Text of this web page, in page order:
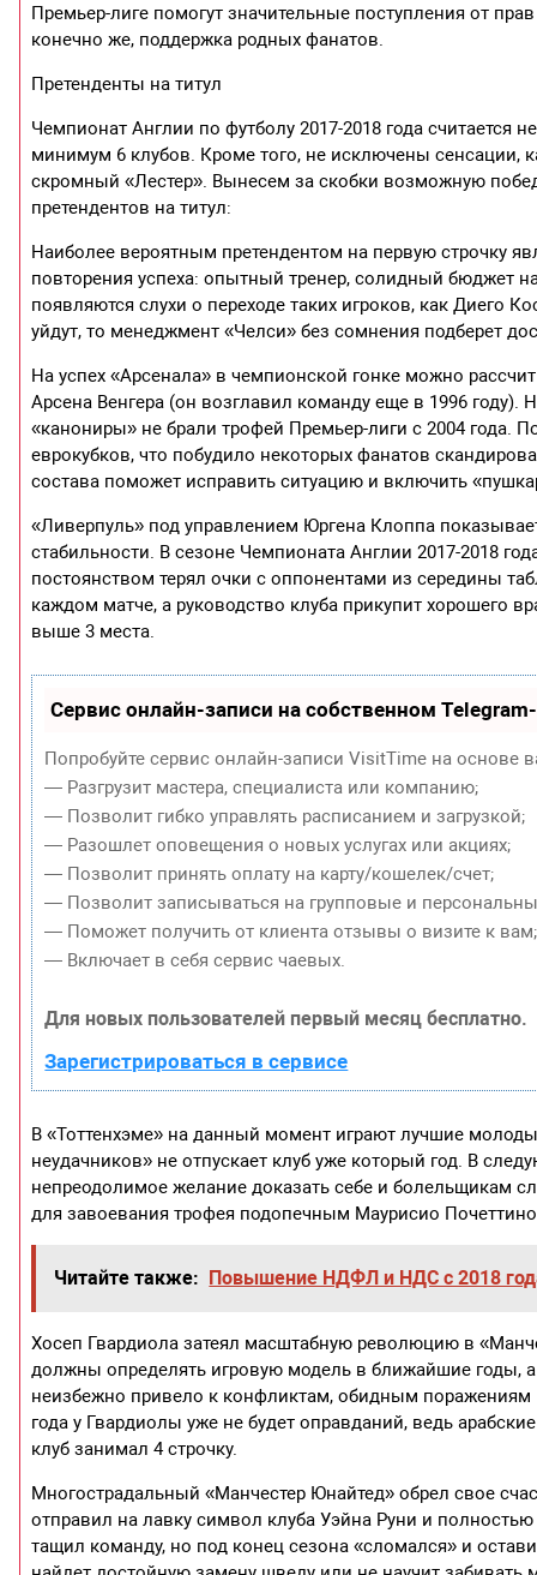
Премьер-лиге помогут значительные поступления от
конечно же, поддержка родных фанатов.
Претенденты на титул
Чемпионат Англии по футболу 2017-2018 года считается
минимум 6 клубов. Кроме того, не исключены сенсации,
скромный «Лестер». Вынесем за скобки возможную
претендентов на титул:
Наиболее вероятным претендентом на первую строчку
повторения успеха: опытный тренер, солидный бюджет
появляются слухи о переходе таких игроков, как Диего
уйдут, то менеджмент «Челси» без сомнения подберет
На успех «Арсенала» в чемпионской гонке можно
Арсена Венгера (он возглавил команду еще в 1996 году).
«канониры» не брали трофей Премьер-лиги с 2004 года.
еврокубков, что побудило некоторых фанатов
состава поможет исправить ситуацию и включить
«Ливерпуль» под управлением Юргена Клоппа
стабильности. В сезоне Чемпионата Англии 2017-2018
постоянством терял очки с оппонентами из середины
каждом матче, а руководство клуба прикупит хорошего
выше 3 места.
Сервис онлайн-записи на собственном
Попробуйте сервис онлайн-записи VisitTime на основе
— Разгрузит мастера, специалиста или компанию;
— Позволит гибко управлять расписанием и загрузкой;
— Разошлет оповещения о новых услугах или акциях;
— Позволит принять оплату на карту/кошелек/счет;
— Позволит записываться на групповые и
— Поможет получить от клиента отзывы о визите к вам;
— Включает в себя сервис чаевых.
Для новых пользователей первый месяц бесплатно.
Зарегистрироваться в сервисе
В «Тоттенхэме» на данный момент играют лучшие
неудачников» не отпускает клуб уже который год. В
непреодолимое желание доказать себе и болельщикам
для завоевания трофея подопечным Маурисио
Читайте также: Повышение НДФЛ и НДС с 2018
Хосеп Гвардиола затеял масштабную революцию в
должны определять игровую модель в ближайшие годы,
неизбежно привело к конфликтам, обидным поражениям
года у Гвардиолы уже не будет оправданий, ведь
клуб занимал 4 строчку.
Многострадальный «Манчестер Юнайтед» обрел свое
отправил на лавку символ клуба Уэйна Руни и
тащил команду, но под конец сезона «сломался» и